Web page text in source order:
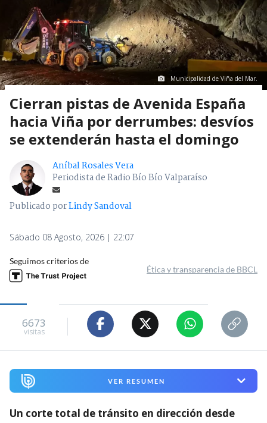
Municipalidad de Viña del Mar.
Cierran pistas de Avenida España
hacia Viña por derrumbes: desvíos
se extenderán hasta el domingo
Aníbal Rosales Vera
Periodista de Radio Bío Bío Valparaíso
Publicado porLindy Sandoval
Sábado 08 Agosto, 2026 | 22:07
Seguimos criterios de
Ética y transparencia de BBCL
6673
visitas
VER RESUMEN
Un corte total de tránsito en dirección desde